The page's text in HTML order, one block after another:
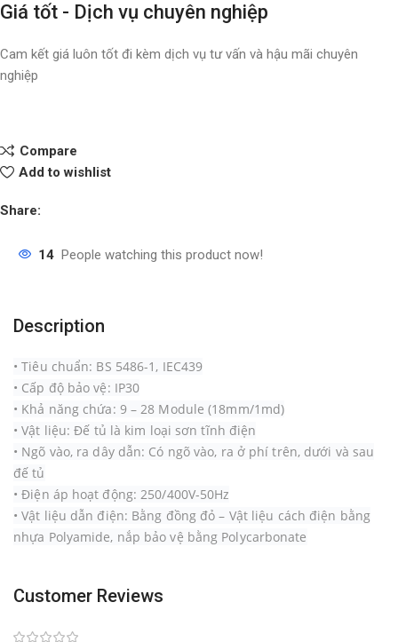
Giá tốt - Dịch vụ chuyên nghiệp
Cam kết giá luôn tốt đi kèm dịch vụ tư vấn và hậu mãi chuyên
nghiệp
Compare
Add to wishlist
Share:
14 People watching this product now!
Description
•Tiêu chuẩn: BS 5486-1, IEC439
• Cấp độ bảo vệ: IP30
• Khả năng chứa: 9 – 28 Module (18mm/1md)
•Vật liệu: Đế tủ là kim loại sơn tĩnh điện
• Ngõ vào, ra dây dẫn: Có ngõ vào, ra ở phí trên, dưới và sau
đế tủ
• Điện áp hoạt động: 250/400V-50Hz
• Vật liệu dẫn điện: Bằng đồng đỏ – Vật liệu cách điện bằng
nhựa Polyamide, nắp bảo vệ bằng Polycarbonate
Customer Reviews